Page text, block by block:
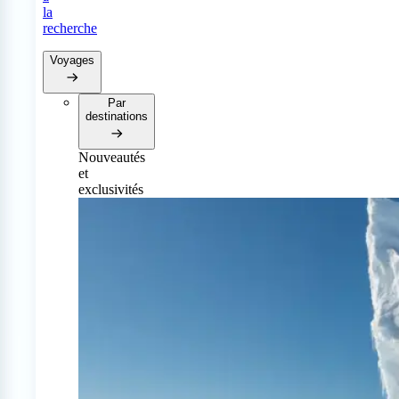
la
recherche
Voyages
Par
destinations
Nouveautés
et
exclusivités